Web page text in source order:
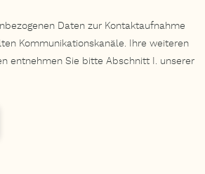
Daten zur Kontaktaufnahme
Kommunikationskanäle. Ihre weiteren
entnehmen Sie bitte Abschnitt I. unserer